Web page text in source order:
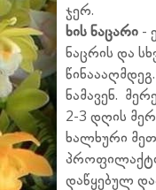
ჯერ.
ხის ნაცარი -
ნაცრის და
ნამავენ.
2-3 დღის
ხალხური
დაწყებულ